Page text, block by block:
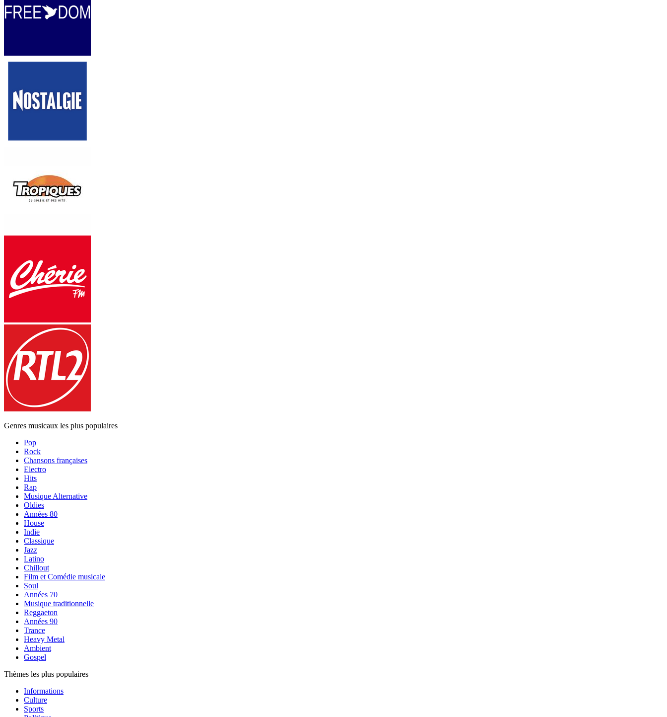
Genres musicaux les plus populaires
Pop
Rock
Chansons françaises
Electro
Hits
Rap
Musique Alternative
Oldies
Années 80
House
Indie
Classique
Jazz
Latino
Chillout
Film et Comédie musicale
Soul
Années 70
Musique traditionnelle
Reggaeton
Années 90
Trance
Heavy Metal
Ambient
Gospel
Thèmes les plus populaires
Informations
Culture
Sports